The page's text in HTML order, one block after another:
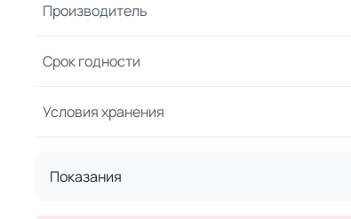
Производитель
Срок годности
Условия хранения
Показания